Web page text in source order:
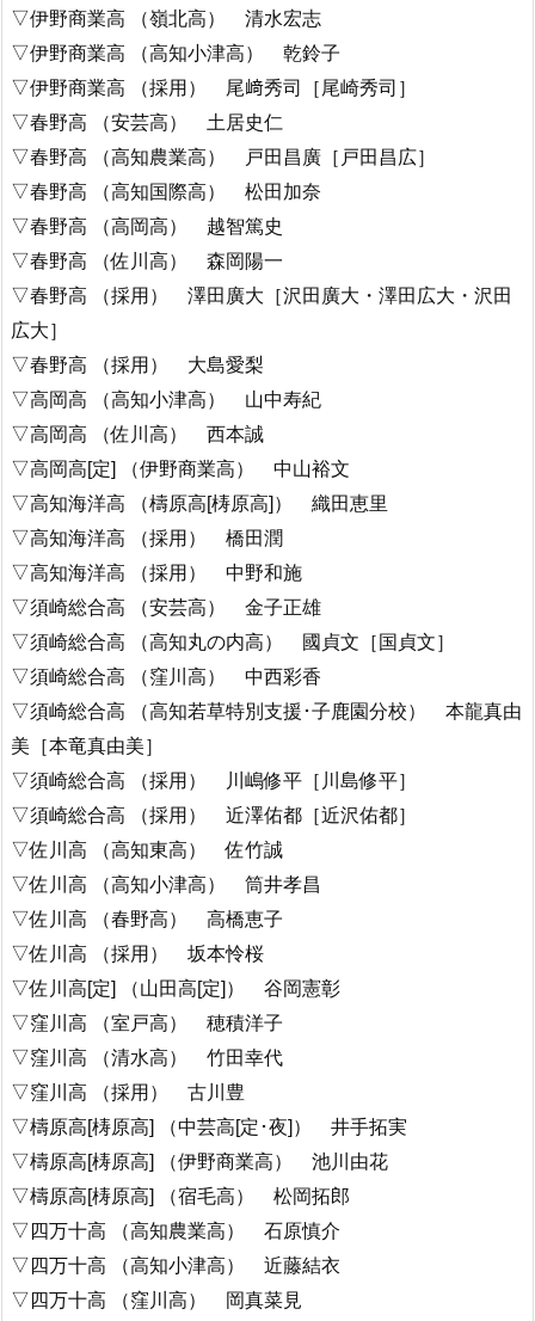
▽伊野商業高 （嶺北高） 清水宏志
▽伊野商業高 （高知小津高） 乾鈴子
▽伊野商業高 （採用） 尾﨑秀司［尾崎秀司］
▽春野高 （安芸高） 土居史仁
▽春野高 （高知農業高） 戸田昌廣［戸田昌広］
▽春野高 （高知国際高） 松田加奈
▽春野高 （高岡高） 越智篤史
▽春野高 （佐川高） 森岡陽一
▽春野高 （採用） 澤田廣大［沢田廣大・澤田広大・沢田
広大］
▽春野高 （採用） 大島愛梨
▽高岡高 （高知小津高） 山中寿紀
▽高岡高 （佐川高） 西本誠
▽高岡高[定] （伊野商業高） 中山裕文
▽高知海洋高 （檮原高[梼原高]） 織田恵里
▽高知海洋高 （採用） 橋田潤
▽高知海洋高 （採用） 中野和施
▽須崎総合高 （安芸高） 金子正雄
▽須崎総合高 （高知丸の内高） 國貞文［国貞文］
▽須崎総合高 （窪川高） 中西彩香
▽須崎総合高 （高知若草特別支援･子鹿園分校） 本龍真由
美［本竜真由美］
▽須崎総合高 （採用） 川嶋修平［川島修平］
▽須崎総合高 （採用） 近澤佑都［近沢佑都］
▽佐川高 （高知東高） 佐竹誠
▽佐川高 （高知小津高） 筒井孝昌
▽佐川高 （春野高） 高橋恵子
▽佐川高 （採用） 坂本怜桜
▽佐川高[定] （山田高[定]） 谷岡憲彰
▽窪川高 （室戸高） 穂積洋子
▽窪川高 （清水高） 竹田幸代
▽窪川高 （採用） 古川豊
▽檮原高[梼原高] （中芸高[定･夜]） 井手拓実
▽檮原高[梼原高] （伊野商業高） 池川由花
▽檮原高[梼原高] （宿毛高） 松岡拓郎
▽四万十高 （高知農業高） 石原慎介
▽四万十高 （高知小津高） 近藤結衣
▽四万十高 （窪川高） 岡真菜見